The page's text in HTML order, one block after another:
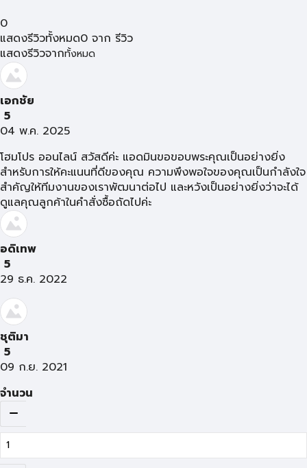
0
แสดงรีวิวทั้งหมด0 จาก รีวิว
แสดงรีวิวจากทั้งหมด
เอกชัย
5
04 พ.ค. 2025
โฮมโปร ออนไลน์ สวัสดีค่ะ แอดมินขอขอบพระคุณเป็นอย่างยิ่ง
สำหรับการให้คะแนนที่ดีของคุณ ความพึงพอใจของคุณเป็นกำลังใจ
สำคัญให้ทีมงานของเราพัฒนาต่อไป และหวังเป็นอย่างยิ่งว่าจะได้
ดูแลคุณลูกค้าในคำสั่งซื้อถัดไปค่ะ
อดิเทพ
5
29 ธ.ค. 2022
ชุติมา
5
09 ก.ย. 2021
จำนวน